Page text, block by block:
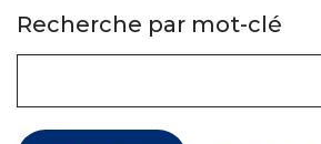
Recherche par mot-clé